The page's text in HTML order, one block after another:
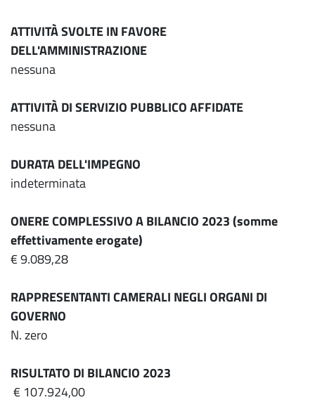
ATTIVITÀ SVOLTE IN FAVORE
DELL'AMMINISTRAZIONE
nessuna
ATTIVITÀ DI SERVIZIO PUBBLICO AFFIDATE
nessuna
DURATA DELL'IMPEGNO
indeterminata
ONERE COMPLESSIVO A BILANCIO 2023 (somme
effettivamente erogate)
€ 9.089,28
RAPPRESENTANTI CAMERALI NEGLI ORGANI DI
GOVERNO
N. zero
RISULTATO DI BILANCIO 2023
€ 107.924,00